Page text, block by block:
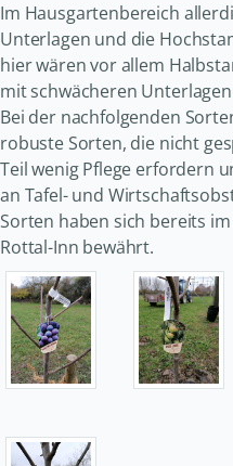
Im Hausgartenbereich
Unterlagen und die
hier wären vor allem
mit schwächeren
Bei der nachfolgenden
robuste Sorten, die nicht
Teil wenig Pflege erfordern
an Tafel- und
Sorten haben sich bereits
Rottal-Inn bewährt.